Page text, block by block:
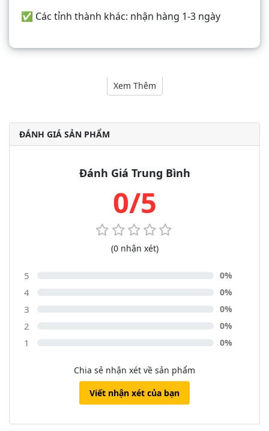
✅ Các tỉnh thành khác: nhận hàng 1-3 ngày
Nội dung
Xem Thêm
ĐÁNH GIÁ SẢN PHẨM
Đánh Giá Trung Bình
0/5
(0 nhận xét)
5 0%
4 0%
3 0%
2 0%
1 0%
Chia sẻ nhận xét về sản phẩm
Viết nhận xét của bạn